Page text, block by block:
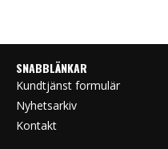
SNABBLÄNKAR
Kundtjänst formulär
Nyhetsarkiv
Kontakt